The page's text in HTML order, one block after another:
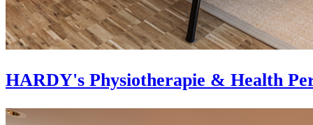
HARDY's Physiotherapie & Health